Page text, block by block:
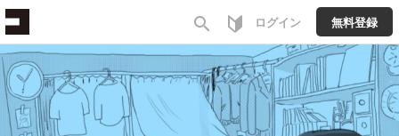
search ログイン 無料登録